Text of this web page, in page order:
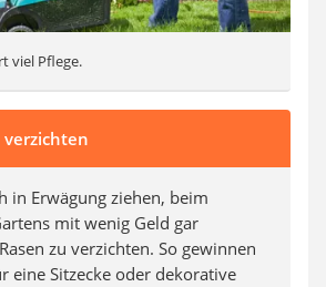
viel Pflege.
verzichten
in Erwägung ziehen, beim
mit wenig Geld gar
zu verzichten. So gewinnen
eine Sitzecke oder dekorative